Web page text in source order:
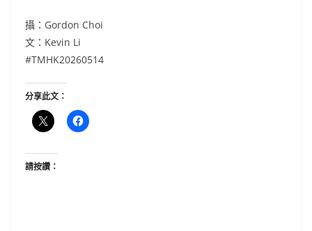
攝：Gordon Choi
文：Kevin Li
#TMHK20260514
分享此文：
請按讚：